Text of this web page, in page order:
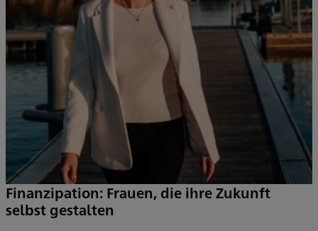
Finanzipation: Frauen, die ihre Zukunft
selbst gestalten